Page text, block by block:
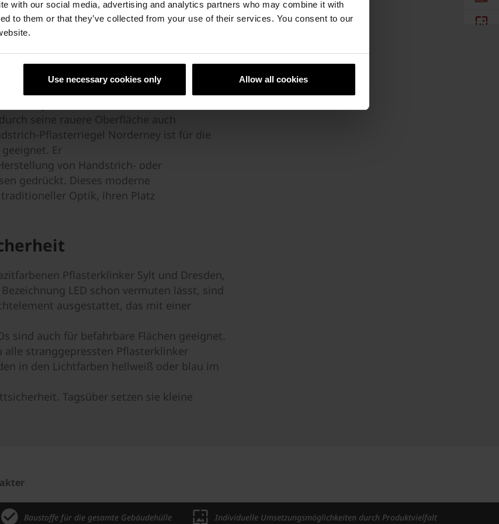
with our social media, advertising and analytics partners who may combine it with
to them or that they’ve collected from your use of their services. You consent to our
Use necessary cookies only Allow all cookies
gebrochenen Kanten.
Wegen und Plätzen eine besondere
Wienerberger. Die Sortierung Juist in
seine rauere Oberfläche auch
Pflasterriegel Norderney ist für die
Er
von Handstrich- oder
gedrückt. Dieses moderne
Optik, ihren Platz
Pflasterklinker Sylt und Dresden,
LED schon vermuten lässt, sind
ausgestattet, das mit einer
sind auch für befahrbare Flächen geeignet.
stranggepressten Pflasterklinker
in den Lichtfarben hellweiß oder blau im
Tagsüber setzen sie kleine
Baustoffe für die gesamte Gebäudehülle Individuelle Umsetzungsmöglichkeiten durch Produktvielfalt